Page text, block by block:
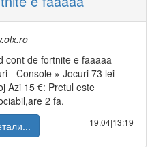
cont de fortnite e faaaaa
- Console » Jocuri 73 lei
Azi 15 €: Pretul este
2 fa.
19.04|13:19